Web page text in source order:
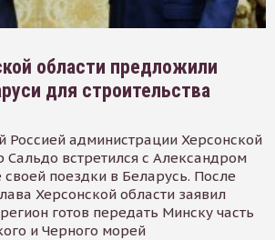
области предложили
для строительства
Россией администрации Херсонской
Сальдо встретился с Александром
поездки в Беларусь. После
Херсонской области заявил
готов передать Минску часть
и Черного морей